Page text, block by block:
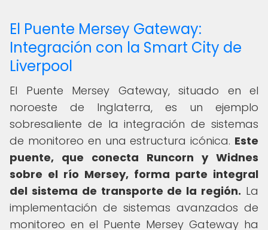
El Puente Mersey Gateway:
Integración con la Smart City de
Liverpool
El Puente Mersey Gateway, situado en el
noroeste de Inglaterra, es un ejemplo
sobresaliente de la integración de sistemas
de monitoreo en una estructura icónica. Este
puente, que conecta Runcorn y Widnes
sobre el río Mersey, forma parte integral
del sistema de transporte de la región. La
implementación de sistemas avanzados de
monitoreo en el Puente Mersey Gateway ha